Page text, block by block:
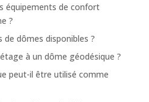
équipements de confort
?
de dômes disponibles ?
à un dôme géodésique ?
peut-il être utilisé comme